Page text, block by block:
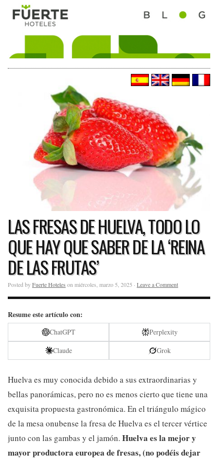
LAS FRESAS DE HUELVA, TODO LO
QUE HAY QUE SABER DE LA ‘REINA
DE LAS FRUTAS’
Posted byFuerte Hoteles on miércoles, marzo 5, 2025 · Leave a Comment
Resume este artículo con:
ChatGPT
Perplexity
Claude
Grok
Huelva es muy conocida debido a sus extraordinarias y
bellas panorámicas, pero no es menos cierto que tiene una
exquisita propuesta gastronómica. En el triángulo mágico
de la mesa onubense la fresa de Huelva es el tercer vértice
junto con las gambas y el jamón. Huelva es la mejor y
mayor productora europea de fresas, (no podéis dejar